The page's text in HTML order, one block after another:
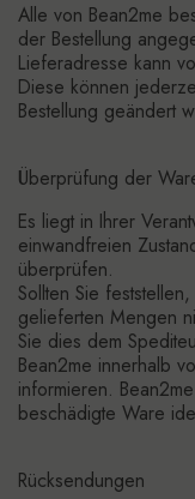
Alle von Bean2me
der Bestellung
Lieferadresse kann
Diese können
Bestellung geändert
Überprüfung der
Es liegt in Ihrer
einwandfreien
überprüfen.
Sollten Sie
gelieferten Mengen
Sie dies dem
Bean2me innerhalb
informieren.
beschädigte Ware
Rücksendungen